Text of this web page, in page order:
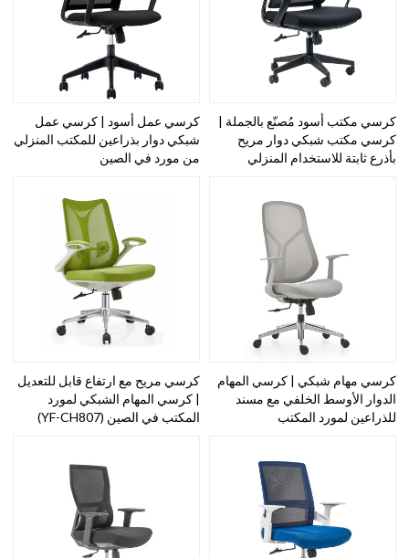
كرسي مكتب أسود مُصنّع بالجملة |
كرسي مكتب شبكي دوار مريح
بأذرع ثابتة للاستخدام المنزلي
كرسي عمل أسود | كرسي عمل
شبكي دوار بذراعين للمكتب المنزلي
من مورد في الصين
كرسي مهام شبكي | كرسي المهام
الدوار الأوسط الخلفي مع مسند
للذراعين لمورد المكتب
كرسي مريح مع ارتفاع قابل للتعديل
| كرسي المهام الشبكي لمورد
المكتب في الصين (YF-CH807)